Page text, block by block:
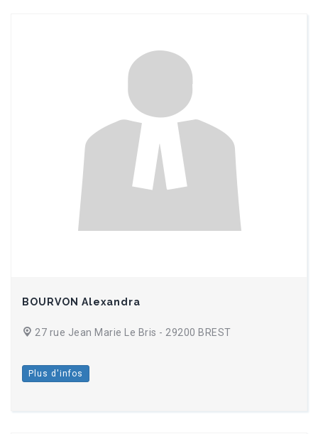
BOURVON Alexandra
27 rue Jean Marie Le Bris - 29200 BREST
Plus d'infos